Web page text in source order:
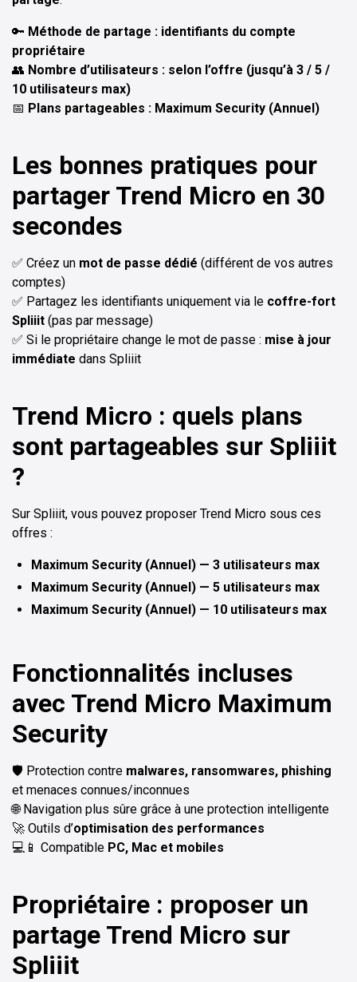
🔑 Méthode de partage : identifiants du compte
propriétaire
👥 Nombre d’utilisateurs : selon l’offre (jusqu’à 3 / 5 /
10 utilisateurs max)
📅 Plans partageables : Maximum Security (Annuel)
Les bonnes pratiques pour
partager Trend Micro en 30
secondes
✅ Créez un mot de passe dédié (différent de vos autres
comptes)
✅ Partagez les identifiants uniquement via le coffre-fort
Spliiit (pas par message)
✅ Si le propriétaire change le mot de passe : mise à jour
immédiate dans Spliiit
Trend Micro : quels plans
sont partageables sur Spliiit
?
Sur Spliiit, vous pouvez proposer Trend Micro sous ces
offres :
Maximum Security (Annuel) — 3 utilisateurs max
Maximum Security (Annuel) — 5 utilisateurs max
Maximum Security (Annuel) — 10 utilisateurs max
Fonctionnalités incluses
avec Trend Micro Maximum
Security
🛡️ Protection contre malwares, ransomwares, phishing
et menaces connues/inconnues
🌐 Navigation plus sûre grâce à une protection intelligente
🚀 Outils d’optimisation des performances
💻📱 Compatible PC, Mac et mobiles
Propriétaire : proposer un
partage Trend Micro sur
Spliiit